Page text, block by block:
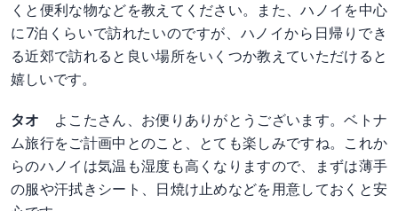
くと便利な物などを教えてください。また、ハノイを中心
に7泊くらいで訪れたいのですが、ハノイから日帰りでき
る近郊で訪れると良い場所をいくつか教えていただけると
嬉しいです。
タオ
よこたさん、お便りありがとうございます。ベトナ
ム旅行をご計画中とのこと、とても楽しみですね。これか
らのハノイは気温も湿度も高くなりますので、まずは薄手
の服や汗拭きシート、日焼け止めなどを用意しておくと安